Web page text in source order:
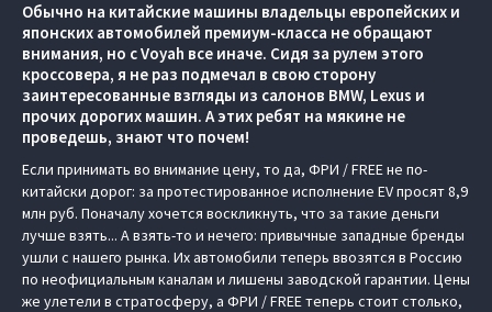
Обычно на китайские машины владельцы европейских и
японских автомобилей премиум-класса не обращают
внимания, но с Voyah все иначе. Сидя за рулем этого
кроссовера, я не раз подмечал в свою сторону
заинтересованные взгляды из салонов BMW, Lexus и
прочих дорогих машин. А этих ребят на мякине не
проведешь, знают что почем!
Если принимать во внимание цену, то да, ФРИ / FREE не по-
китайски дорог: за протестированное исполнение EV просят 8,9
млн руб. Поначалу хочется воскликнуть, что за такие деньги
лучше взять... А взять-то и нечего: привычные западные бренды
ушли с нашего рынка. Их автомобили теперь ввозятся в Россию
по неофициальным каналам и лишены заводской гарантии. Цены
же улетели в стратосферу, а ФРИ / FREE теперь стоит столько,